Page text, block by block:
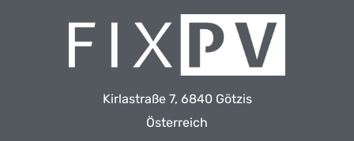
Kirlastraße 7, 6840 Götzis
Österreich